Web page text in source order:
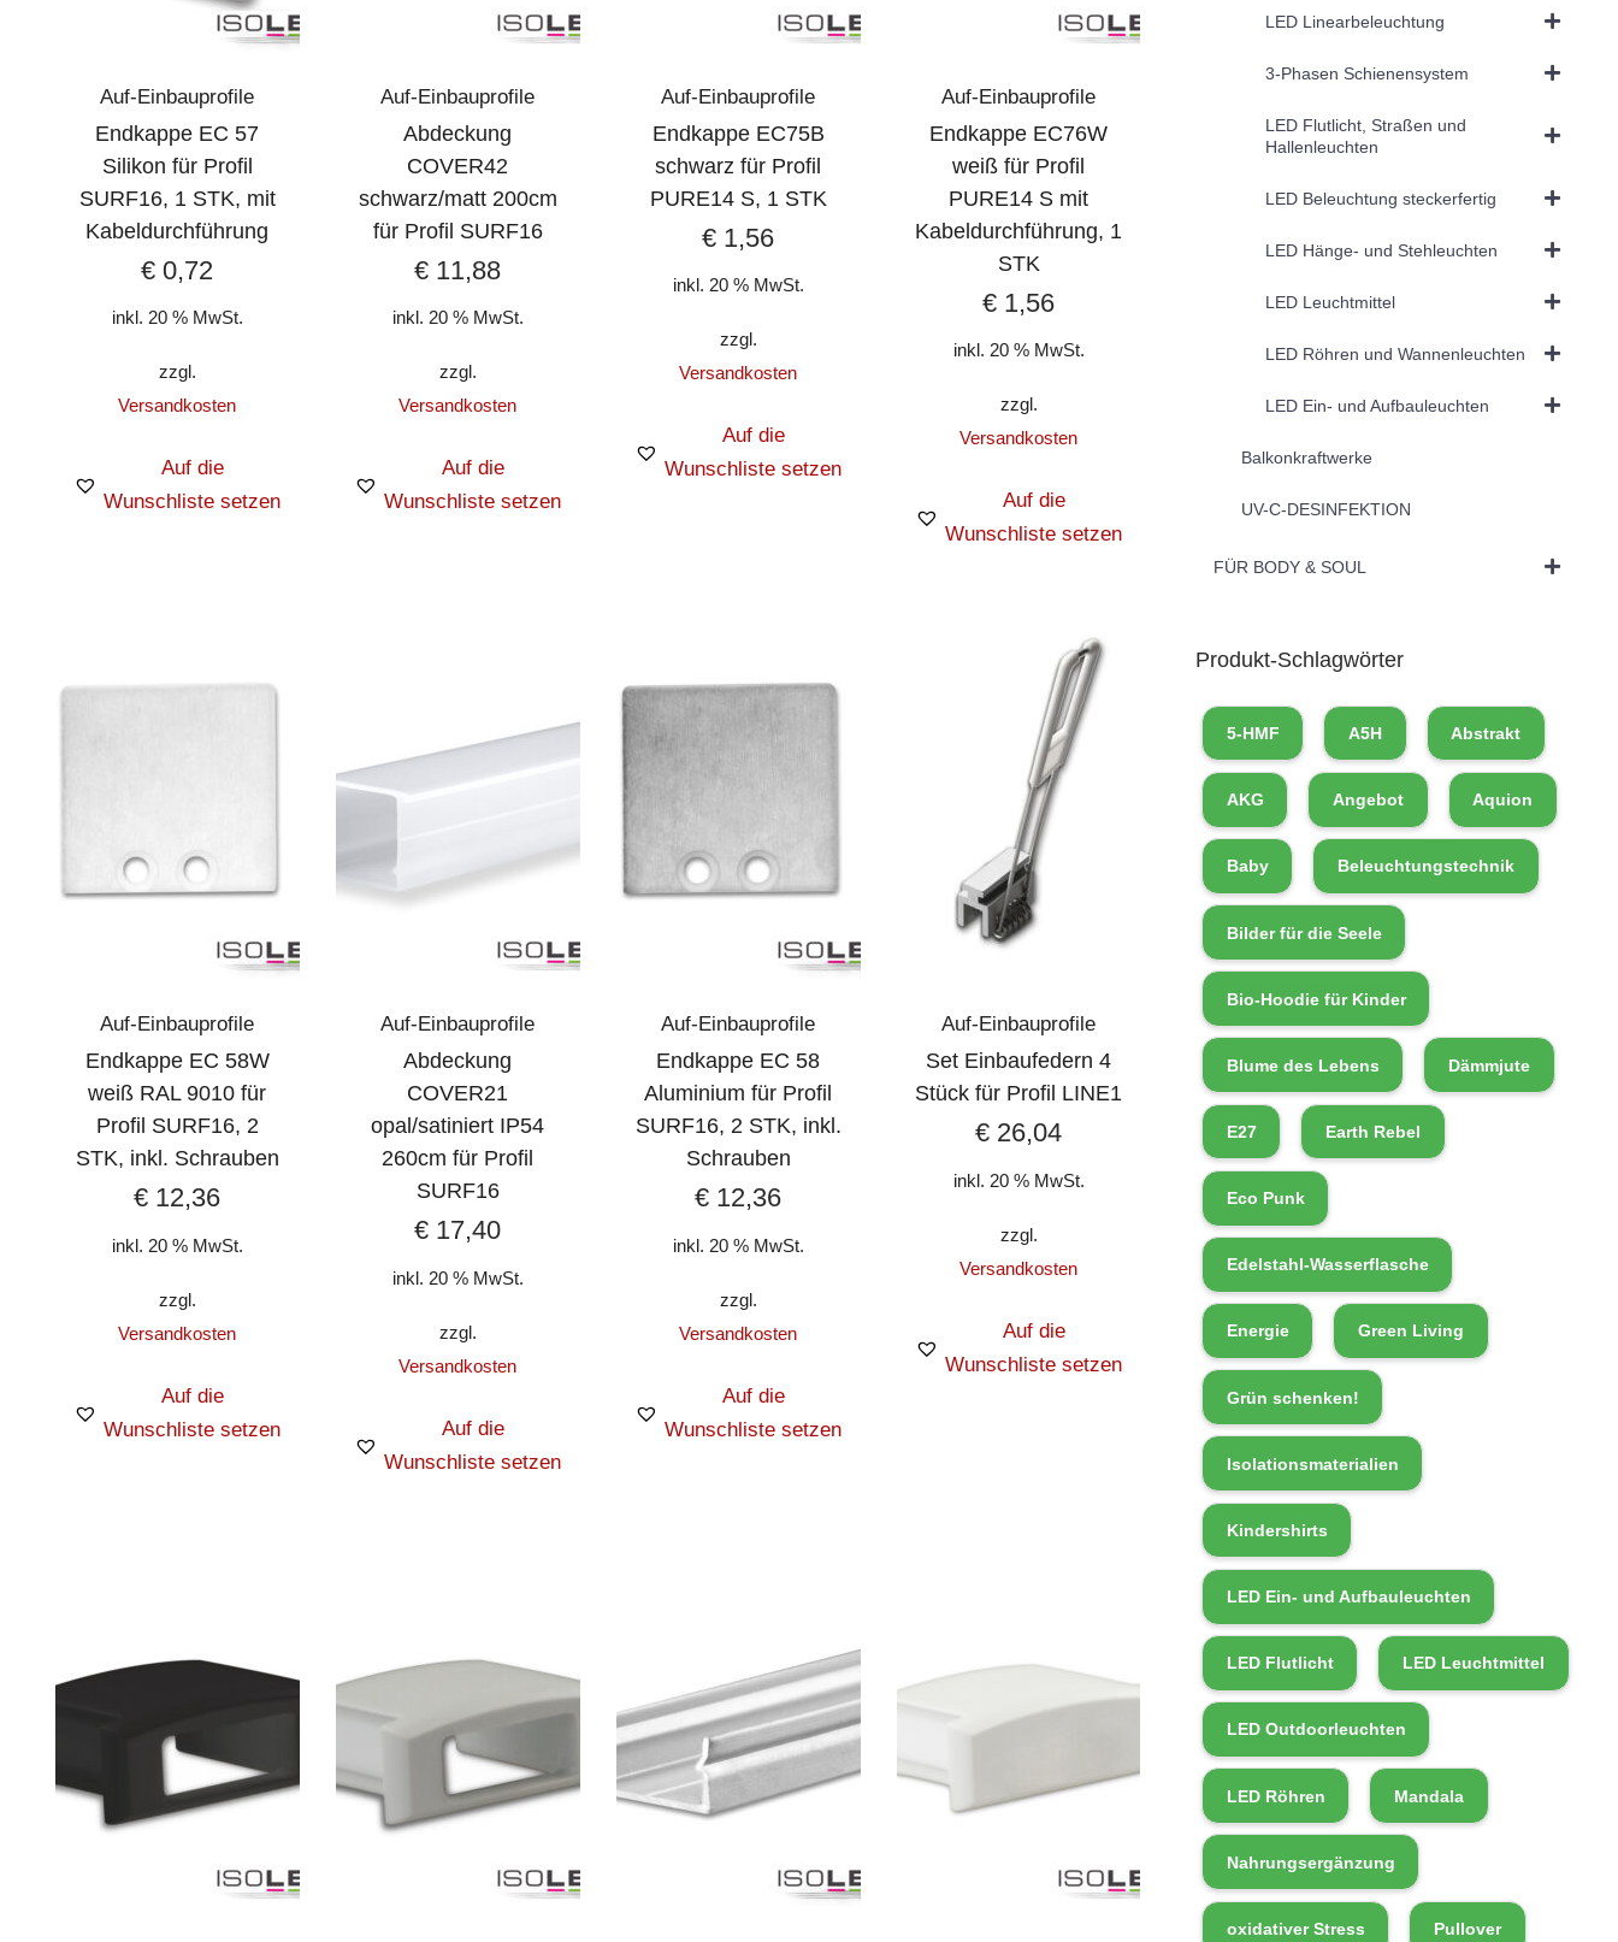
Auf-Einbauprofile
Endkappe EC 57
Silikon für Profil
SURF16, 1 STK, mit
Kabeldurchführung
€ 0,72
inkl. 20 % MwSt.
zzgl.
Versandkosten
Auf die
Wunschliste setzen
Auf-Einbauprofile
Abdeckung
COVER42
schwarz/matt 200cm
für Profil SURF16
€ 11,88
inkl. 20 % MwSt.
zzgl.
Versandkosten
Auf die
Wunschliste setzen
Auf-Einbauprofile
Endkappe EC75B
schwarz für Profil
PURE14 S, 1 STK
€ 1,56
inkl. 20 % MwSt.
zzgl.
Versandkosten
Auf die
Wunschliste setzen
Auf-Einbauprofile
Endkappe EC76W
weiß für Profil
PURE14 S mit
Kabeldurchführung, 1
STK
€ 1,56
inkl. 20 % MwSt.
zzgl.
Versandkosten
Auf die
Wunschliste setzen
Auf-Einbauprofile
Endkappe EC 58W
weiß RAL 9010 für
Profil SURF16, 2
STK, inkl. Schrauben
€ 12,36
inkl. 20 % MwSt.
zzgl.
Versandkosten
Auf die
Wunschliste setzen
Auf-Einbauprofile
Abdeckung
COVER21
opal/satiniert IP54
260cm für Profil
SURF16
€ 17,40
inkl. 20 % MwSt.
zzgl.
Versandkosten
Auf die
Wunschliste setzen
Auf-Einbauprofile
Endkappe EC 58
Aluminium für Profil
SURF16, 2 STK, inkl.
Schrauben
€ 12,36
inkl. 20 % MwSt.
zzgl.
Versandkosten
Auf die
Wunschliste setzen
Auf-Einbauprofile
Set Einbaufedern 4
Stück für Profil LINE1
€ 26,04
inkl. 20 % MwSt.
zzgl.
Versandkosten
Auf die
Wunschliste setzen
LED Linearbeleuchtung
3-Phasen Schienensystem
LED Flutlicht, Straßen und
Hallenleuchten
LED Beleuchtung steckerfertig
LED Hänge- und Stehleuchten
LED Leuchtmittel
LED Röhren und Wannenleuchten
LED Ein- und Aufbauleuchten
Balkonkraftwerke
UV-C-DESINFEKTION
FÜR BODY & SOUL
Produkt-Schlagwörter
5-HMF A5H Abstrakt
AKG Angebot Aquion
Baby Beleuchtungstechnik
Bilder für die Seele
Bio-Hoodie für Kinder
Blume des Lebens Dämmjute
E27 Earth Rebel
Eco Punk
Edelstahl-Wasserflasche
Energie Green Living
Grün schenken!
Isolationsmaterialien
Kindershirts
LED Ein- und Aufbauleuchten
LED Flutlicht LED Leuchtmittel
LED Outdoorleuchten
LED Röhren Mandala
Nahrungsergänzung
oxidativer Stress Pullover